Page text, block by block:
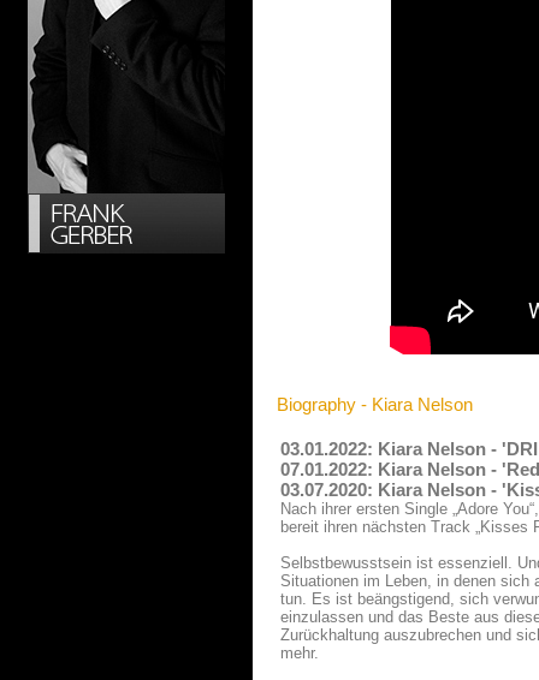
Biography - Kiara Nelson
03.01.2022: Kiara Nelson -
07.01.2022: Kiara Nelson -
03.07.2020: Kiara Nelson -
Nach ihrer ersten Single „Adore
bereit ihren nächsten Track „Kisses
Selbstbewusstsein ist essenziell.
Situationen im Leben, in denen
tun. Es ist beängstigend, sich
einzulassen und das Beste aus
Zurückhaltung auszubrechen und
mehr.